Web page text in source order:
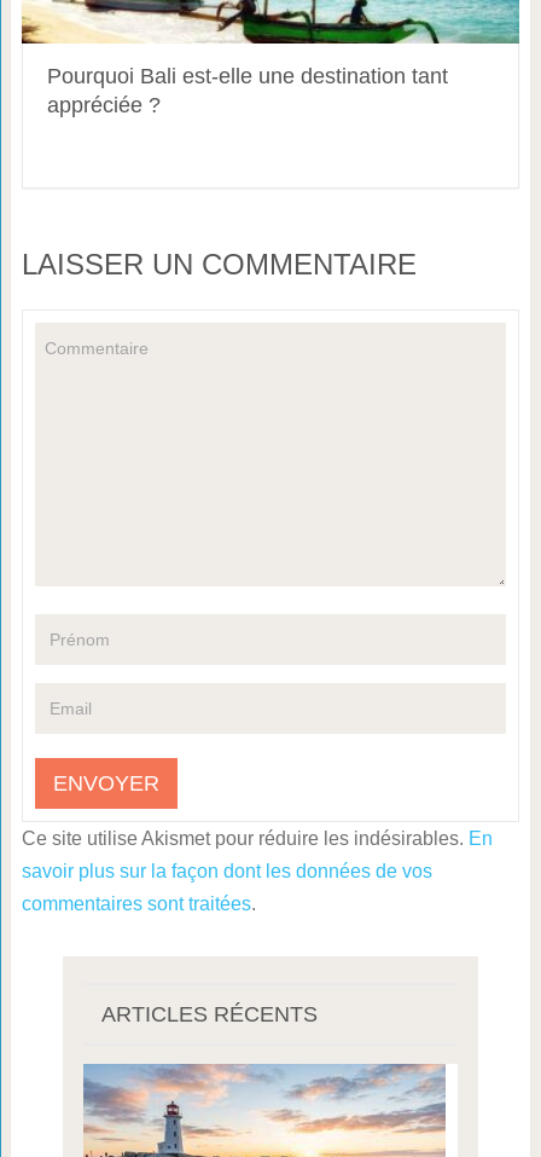
Pourquoi Bali est-elle une destination tant
appréciée ?
LAISSER UN COMMENTAIRE
Ce site utilise Akismet pour réduire les indésirables. En
savoir plus sur la façon dont les données de vos
commentaires sont traitées.
ARTICLES RÉCENTS